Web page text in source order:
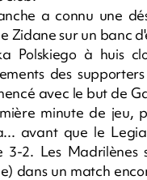
a connu une
Zidane sur un banc
Polskiego à huis
des
avec le but de
minute de jeu,
avant que le
3-2. Les Madrilènes
dans un match